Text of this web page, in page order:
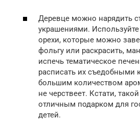
Деревце можно нарядить
украшениями.
орехи, которые можно
фольгу или раскрасить,
испечь тематическое
расписать их съедобными
большим количеством
не черствеет. Кстати,
отличным подарком для
детей.